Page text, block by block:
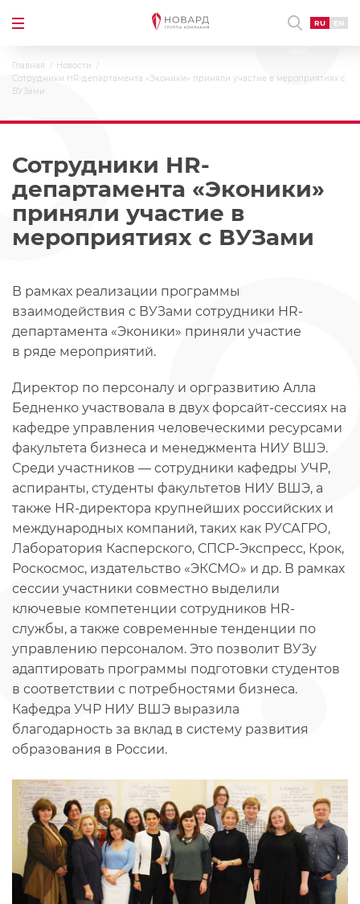
RU EN
Главная
Новости
Сотрудники HR-департамента «Эконики» приняли участие в мероприятиях с
ВУЗами
Сотрудники HR-
департамента «Эконики»
приняли участие в
мероприятиях с ВУЗами
В рамках реализации программы
взаимодействия с ВУЗами сотрудники HR-
департамента «Эконики» приняли участие
в ряде мероприятий.
Директор по персоналу и оргразвитию Алла
Бедненко участвовала в двух форсайт-сессиях на
кафедре управления человеческими ресурсами
факультета бизнеса и менеджмента НИУ ВШЭ.
Среди участников — сотрудники кафедры УЧР,
аспиранты, студенты факультетов НИУ ВШЭ, а
также HR-директора крупнейших российских и
международных компаний, таких как РУСАГРО,
Лаборатория Касперского, СПСР-Экспресс, Крок,
Роскосмос, издательство «ЭКСМО» и др. В рамках
сессии участники совместно выделили
ключевые компетенции сотрудников HR-
службы, а также современные тенденции по
управлению персоналом. Это позволит ВУЗу
адаптировать программы подготовки студентов
в соответствии с потребностями бизнеса.
Кафедра УЧР НИУ ВШЭ выразила
благодарность за вклад в систему развития
образования в России.